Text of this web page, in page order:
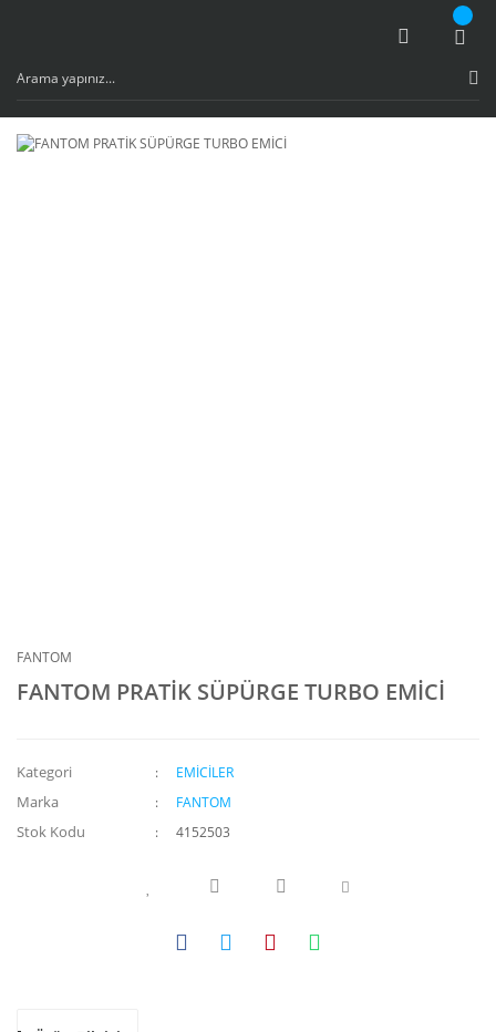
FANTOM
FANTOM PRATİK SÜPÜRGE TURBO EMİCİ
Kategori EMİCİLER
Marka FANTOM
Stok Kodu 4152503